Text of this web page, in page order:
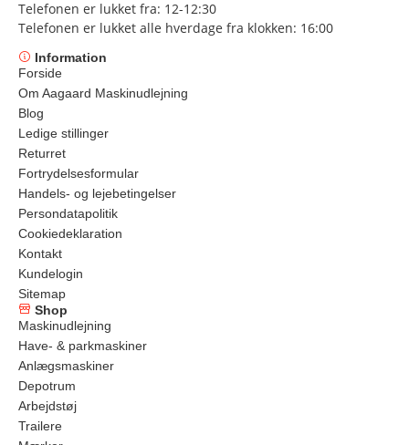
Telefonen er lukket fra: 12-12:30
Telefonen er lukket alle hverdage fra klokken: 16:00
Information
Forside
Om Aagaard Maskinudlejning
Blog
Ledige stillinger
Returret
Fortrydelsesformular
Handels- og lejebetingelser
Persondatapolitik
Cookiedeklaration
Kontakt
Kundelogin
Sitemap
Shop
Maskinudlejning
Have- & parkmaskiner
Anlægsmaskiner
Depotrum
Arbejdstøj
Trailere